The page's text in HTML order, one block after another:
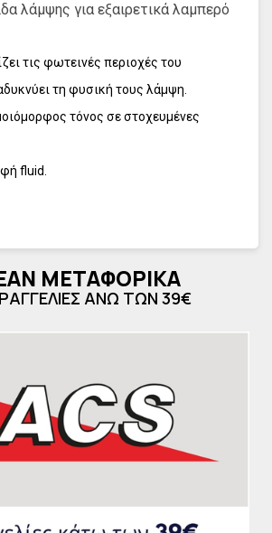
λάμψης για εξαιρετικά λαμπερό
τις φωτεινές περιοχές του
τη φυσική τους λάμψη.
τόνος σε στοχευμένες
fluid.
ΜΕΤΑΦΟΡΙΚΑ
ΑΝΩ ΤΩΝ 39€